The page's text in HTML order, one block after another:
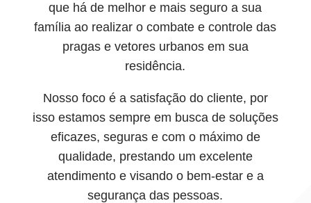
que há de melhor e mais seguro a sua
família ao realizar o combate e controle das
pragas e vetores urbanos em sua
residência.
Nosso foco é a satisfação do cliente, por
isso estamos sempre em busca de soluções
eficazes, seguras e com o máximo de
qualidade, prestando um excelente
atendimento e visando o bem-estar e a
segurança das pessoas.